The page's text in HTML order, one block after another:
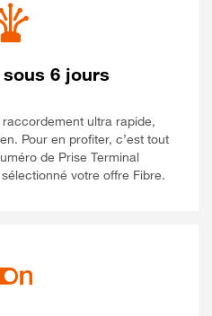
6 jours
ultra rapide,
Pour en profiter, c’est tout
de Prise Terminal
votre offre Fibre.